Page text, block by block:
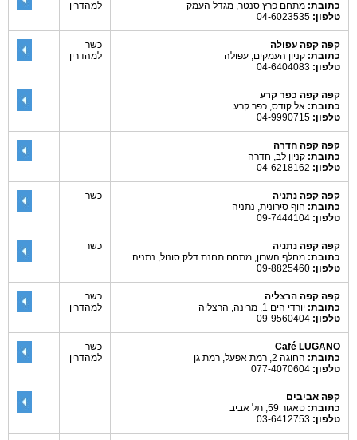
כתובת: מתחם פרץ סנטר, מגדל העמק
טלפון:
למהדרין
קפה קפה עפולה
כתובת: קניון העמקים, עפולה
טלפון:
כשר
למהדרין
קפה קפה כפר קרע
כתובת: אל קודס, כפר קרע
טלפון:
קפה קפה חדרה
כתובת: קניון לב, חדרה
טלפון:
קפה קפה נתניה
כתובת: חוף סירונית, נתניה
טלפון:
כשר
קפה קפה נתניה
כתובת: מחלף השרון, מתחם תחנת דלק סונול, נתניה
טלפון:
כשר
קפה קפה הרצליה
כתובת: יורדי הים 1, מרינה, הרצליה
טלפון:
כשר
למהדרין
Café LUGANO
כתובת: החוגה 2, רמת אפעל, רמת גן
טלפון:
כשר
למהדרין
קפה אביבים
כתובת: טאגור 59, תל אביב
טלפון: